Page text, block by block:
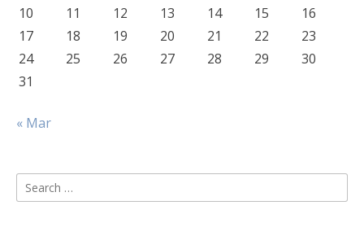
10
11 12 13 14 15
16
17
18 19 20 21 22
23
24
25 26 27 28 29
30
31
« Mar
Search
for: